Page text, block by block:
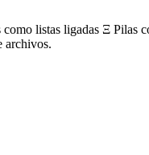
listas ligadas Ξ
archivos.